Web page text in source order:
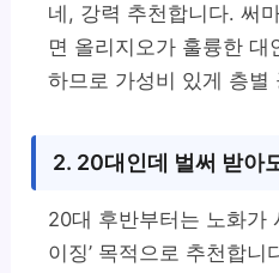
네, 강력 추천합니다. 써
면 올리지오가 훌륭한 대
하므로 가성비 있게 층별
2. 20대인데 벌써 받아
20대 후반부터는 노화가
이징’ 목적으로 추천합